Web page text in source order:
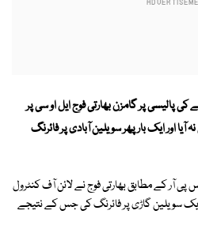
کی پالیسی پر گامزن بھارتی فوج ایل او سی پر
اور ایک بار پھر سویلین آبادی پر فائرنگ
آر کے مطابق بھارتی فوج نے لائن آف کنٹرول
سویلین گاڑی پر فائرنگ کی جس کے نتیجے